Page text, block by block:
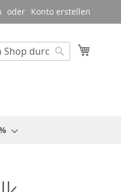
Konto erstellen